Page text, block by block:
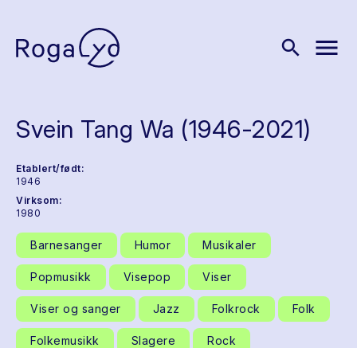
search menu
Svein Tang Wa (1946-2021)
Etablert/født:
1946
Virksom:
1980
Barnesanger Humor Musikaler
Popmusikk Visepop Viser
Viser og sanger Jazz Folkrock Folk
Folkemusikk Slagere Rock